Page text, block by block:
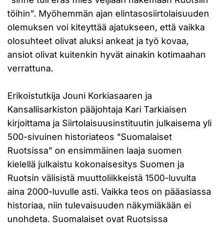
töihin". Myöhemmän ajan elintasosiirtolaisuuden
olemuksen voi kiteyttää ajatukseen, että vaikka
olosuhteet olivat aluksi ankeat ja työ kovaa,
ansiot olivat kuitenkin hyvät ainakin kotimaahan
verrattuna.
Erikoistutkija Jouni Korkiasaaren ja
Kansallisarkiston pääjohtaja Kari Tarkiaisen
kirjoittama ja Siirtolaisuusinstituutin julkaisema yli
500-sivuinen historiateos "Suomalaiset
Ruotsissa" on ensimmäinen laaja suomen
kielellä julkaistu kokonaisesitys Suomen ja
Ruotsin välisistä muuttoliikkeistä 1500-luvulta
aina 2000-luvulle asti. Vaikka teos on pääasiassa
historiaa, niin tulevaisuuden näkymiäkään ei
unohdeta. Suomalaiset ovat Ruotsissa